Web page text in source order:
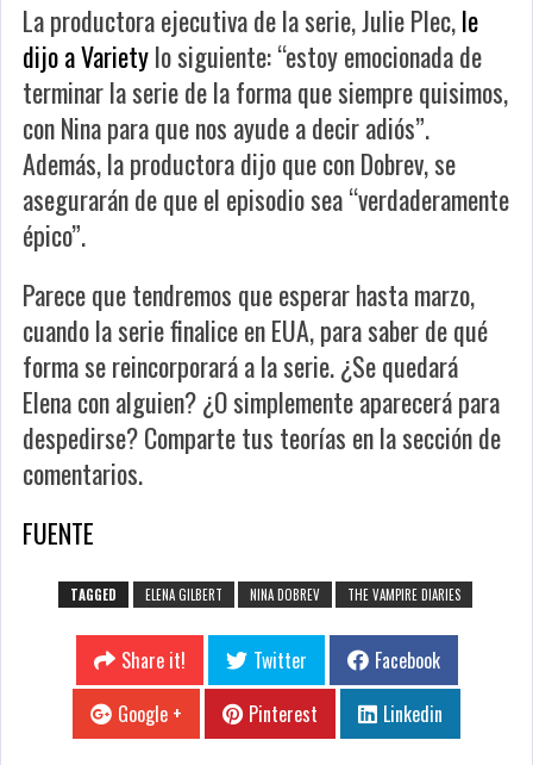
La productora ejecutiva de la serie, Julie Plec,le
dijo a Varietylo siguiente: “estoy emocionada de
terminar la serie de la forma que siempre quisimos,
con Nina para que nos ayude a decir adiós”.
Además, la productora dijo que con Dobrev, se
asegurarán de que el episodio sea “verdaderamente
épico”.
Parece que tendremos que esperar hasta marzo,
cuando la serie finalice en EUA, para saber de qué
forma se reincorporará a la serie. ¿Se quedará
Elena con alguien? ¿O simplemente aparecerá para
despedirse? Comparte tus teorías en la sección de
comentarios.
FUENTE
TAGGED ELENA GILBERT NINA DOBREV THE VAMPIRE DIARIES
Share it! Twitter
Facebook
Google +
Pinterest Linkedin